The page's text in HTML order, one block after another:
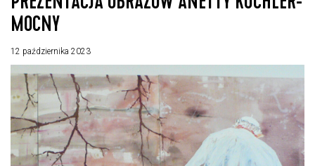
MOCNY
12 października 2023